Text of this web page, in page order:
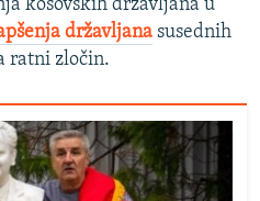
kosovskih državljana u
državljana susednih
ratni zločin.